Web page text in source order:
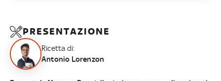
PRESENTAZIONE
Ricetta di:
Antonio Lorenzon